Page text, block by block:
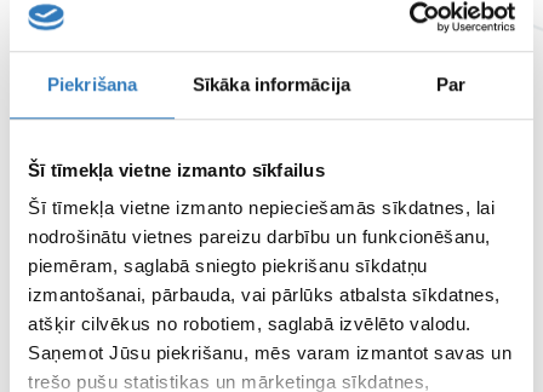
Piekrišana Sīkāka informācija Par
Šī tīmekļa vietne izmanto sīkfailus
Šī tīmekļa vietne izmanto nepieciešamās sīkdatnes, lai
nodrošinātu vietnes pareizu darbību un funkcionēšanu,
piemēram, saglabā sniegto piekrišanu sīkdatņu
izmantošanai, pārbauda, vai pārlūks atbalsta sīkdatnes,
atšķir cilvēkus no robotiem, saglabā izvēlēto valodu.
Saņemot Jūsu piekrišanu, mēs varam izmantot savas un
trešo pušu statistikas un mārketinga sīkdatnes,
Aizpute
Adrese
Pils iela 3, Aizpute, LV-3456
Skatīt pilnos kontaktus
Kuldīga
Adrese Smilšu iela 18, Kuldīga, LV - 3301
Skatīt pilnos kontaktus